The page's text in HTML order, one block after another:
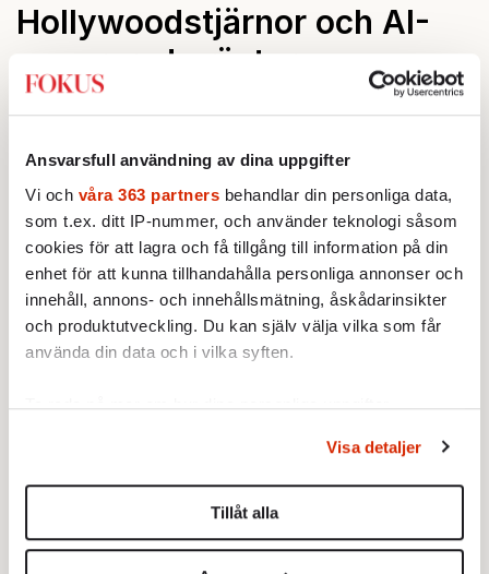
Ansvarsfull användning av dina uppgifter
Vi och våra 363 partners behandlar din personliga data,
som t.ex. ditt IP-nummer, och använder teknologi såsom
cookies för att lagra och få tillgång till information på din
enhet för att kunna tillhandahålla personliga annonser och
innehåll, annons- och innehållsmätning, åskådarinsikter
och produktutveckling. Du kan själv välja vilka som får
använda din data och i vilka syften.
Ta reda på mer om hur dina personliga uppgifter
Du kan ändra eller dra tillbaka ditt samtycke när som
helst från cookie-förklaringen.
Vi använder enhetsidentifierare för att anpassa innehållet
Visa detaljer
Tillåt alla
Hollywoodstjärnor och AI-
genererade röster
CLOCK – Socialist Burgers Inc
är också rolig. I
från en amerikansk gotcha-journalist
(sensationsjournalistik där man vill sätta dit
folk). Här görs det med glimten i ögat. Filmen
har hela tiden arbetats fram i samarbete med
producenten Julia Wickström Giraldeau och
klipparen och producenten Petter Hansson.
Att det blev en amerikansk röst var från
roligt! Vi märkte att greppet tillåter oss att
vara mycket spetsigare och elakare. Att ge
kängor åt både Sverige och USA via den här
reportern.